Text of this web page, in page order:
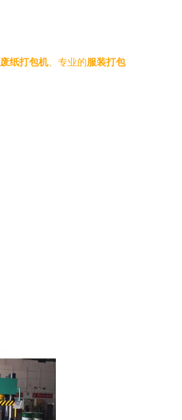
废纸打包机、专业的服装打包